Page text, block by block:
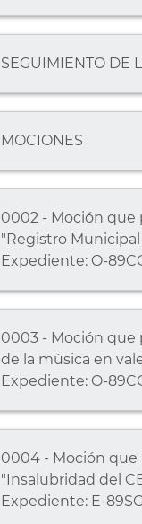
SEGUIMIENTO DE
MOCIONES
0002 - Moción que
"Registro
Expediente: O-
0003 - Moción que
de la música en
Expediente: O-
0004 - Moción que
"Insalubridad del
Expediente: E-